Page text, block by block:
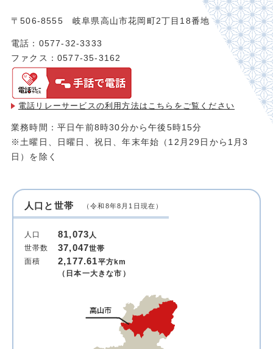
〒506-8555 岐阜県高山市花岡町2丁目18番地
電話：0577-32-3333
ファクス：0577-35-3162
電話リレーサービスの利用方法は こちらをご覧ください
業務時間：平日午前8時30分から午後5時15分
※土曜日、日曜日、祝日、年末年始（12月29日から1月3
日）を除く
人口と世帯 （令和8年8月1日現在）
人口 81,073人
世帯数
37,047世帯
面積
2,177.61平方km
（日本一大きな市）